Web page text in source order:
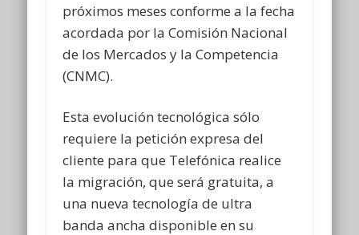
próximos meses conforme a la fecha
acordada por la Comisión Nacional
de los Mercados y la Competencia
(CNMC).
Esta evolución tecnológica sólo
requiere la petición expresa del
cliente para que Telefónica realice
la migración, que será gratuita, a
una nueva tecnología de ultra
banda ancha disponible en su